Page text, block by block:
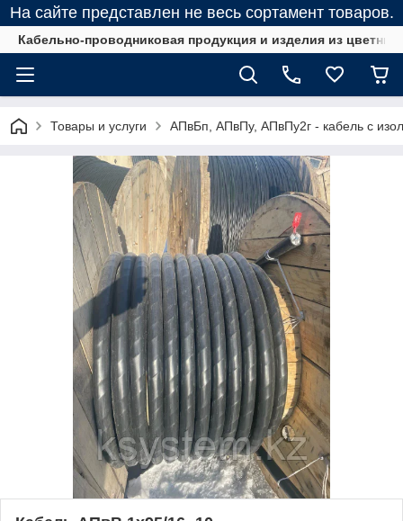
На сайте представлен не весь сортамент товаров.
Кабельно-проводниковая продукция и изделия из
Товары и услуги АПвБп, АПвПу, АПвПу2г - кабель с